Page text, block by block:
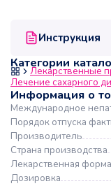
Инструкция
Категории
Лекарственные
Лечение сахарного
Информация о
Международное
Порядок отпуска
Производитель
Страна производства
Лекарственная форма
Дозировка